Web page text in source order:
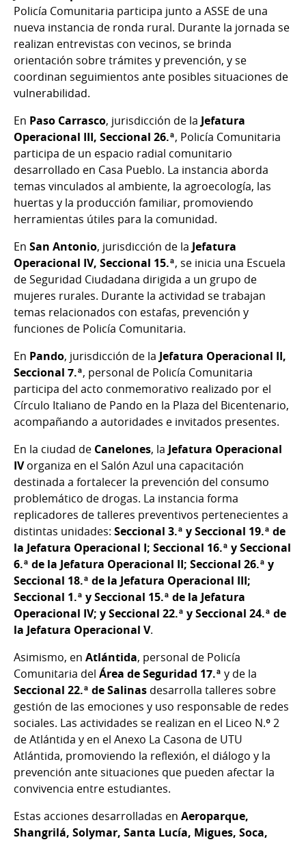
Policía Comunitaria participa junto a ASSE de una
nueva instancia de ronda rural. Durante la jornada se
realizan entrevistas con vecinos, se brinda
orientación sobre trámites y prevención, y se
coordinan seguimientos ante posibles situaciones de
vulnerabilidad.
En Paso Carrasco, jurisdicción de la Jefatura
Operacional III, Seccional 26.ª, Policía Comunitaria
participa de un espacio radial comunitario
desarrollado en Casa Pueblo. La instancia aborda
temas vinculados al ambiente, la agroecología, las
huertas y la producción familiar, promoviendo
herramientas útiles para la comunidad.
En San Antonio, jurisdicción de la Jefatura
Operacional IV, Seccional 15.ª, se inicia una Escuela
de Seguridad Ciudadana dirigida a un grupo de
mujeres rurales. Durante la actividad se trabajan
temas relacionados con estafas, prevención y
funciones de Policía Comunitaria.
En Pando, jurisdicción de la Jefatura Operacional II,
Seccional 7.ª, personal de Policía Comunitaria
participa del acto conmemorativo realizado por el
Círculo Italiano de Pando en la Plaza del Bicentenario,
acompañando a autoridades e invitados presentes.
En la ciudad de Canelones, la Jefatura Operacional
IVorganiza en el Salón Azul una capacitación
destinada a fortalecer la prevención del consumo
problemático de drogas. La instancia forma
replicadores de talleres preventivos pertenecientes a
distintas unidades: Seccional 3.ª y Seccional 19.ª de
la Jefatura Operacional I; Seccional 16.ª y Seccional
6.ª de la Jefatura Operacional II; Seccional 26.ª y
Seccional 18.ª de la Jefatura Operacional III;
Seccional 1.ª y Seccional 15.ª de la Jefatura
Operacional IV; y Seccional 22.ª y Seccional 24.ª de
la Jefatura Operacional V.
Asimismo, en Atlántida, personal de Policía
Comunitaria del Área de Seguridad 17.ª y de la
Seccional 22.ª de Salinas desarrolla talleres sobre
gestión de las emociones y uso responsable de redes
sociales. Las actividades se realizan en el Liceo N.º 2
de Atlántida y en el Anexo La Casona de UTU
Atlántida, promoviendo la reflexión, el diálogo y la
prevención ante situaciones que pueden afectar la
convivencia entre estudiantes.
Estas acciones desarrolladas en Aeroparque,
Shangrilá, Solymar, Santa Lucía, Migues, Soca,